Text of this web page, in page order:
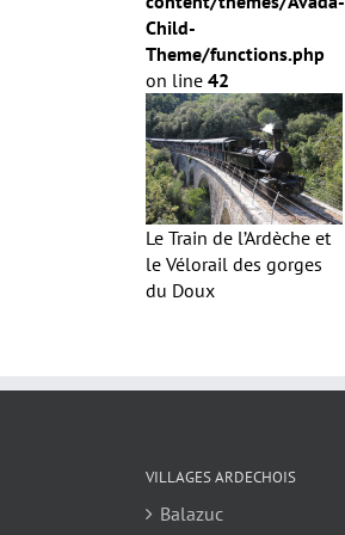
Child-
Theme/functions.php
on line 42
Le Train de l’Ardèche et
le Vélorail des gorges
du Doux
VILLAGES ARDECHOIS
Balazuc